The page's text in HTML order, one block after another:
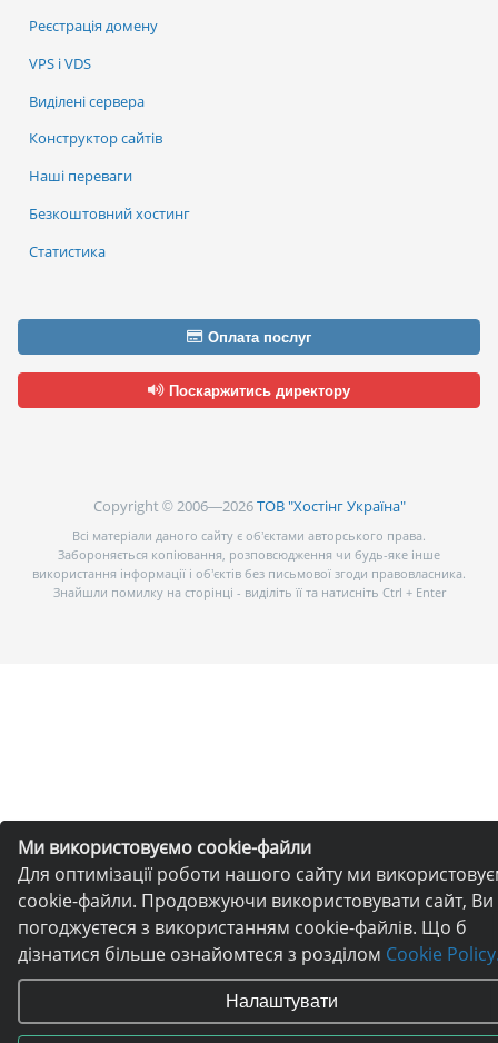
Ми використовуємо cookie-файли
Для оптимізації роботи нашого сайту ми
cookie-файли. Продовжуючи використовувати сайт, Ви
погоджуєтеся з використанням cookie-файлів. Що б
дізнатися більше ознайомтеся з розділом Cookie
Налаштувати
Реєстрація домену
VPS і VDS
Виділені сервера
Конструктор сайтів
Наші переваги
Безкоштовний хостинг
Статистика
Оплата послуг
Поскаржитись директору
Copyright © 2006—2026ТОВ "Хостінг Україна"
Всі матеріали даного сайту є об’єктами авторського права.
Забороняється копіювання, розповсюдження чи будь-яке інше
використання інформації і об’єктів без письмової згоди правовласника.
Знайшли помилку на сторінці - виділіть її та натисніть Ctrl + Enter